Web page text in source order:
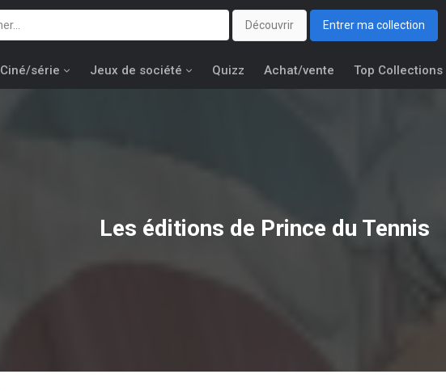
Découvrir Entrer ma collection
Ciné/série Jeux de société Quizz Achat/vente Top Collections
Les éditions de Prince du Tennis